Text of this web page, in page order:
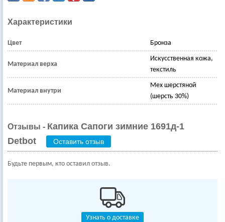
Характеристики
Цвет Бронза
Материал верха
Искусственная кожа,
текстиль
Материал внутри
Мех шерстяной
(шерсть 30%)
Отзывы - Капика Сапоги зимние 1691д-1
Detbot
Оставить отзыв
Будьте первым, кто оставил отзыв.
Узнать о доставке